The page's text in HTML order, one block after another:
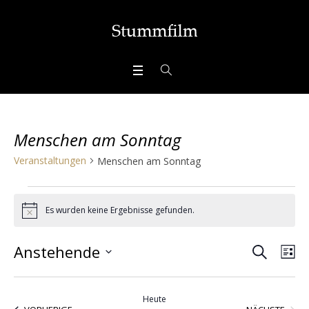
Menschen am Sonntag
Veranstaltungen Menschen am Sonntag
Veranstaltungen
HinweisEs wurden keine Ergebnisse gefunden.
Suche
SUCHE
Anstehende
Heute